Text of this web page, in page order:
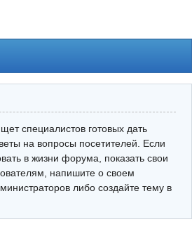
специалистов готовых дать
на вопросы посетителей. Если
в жизни форума, показать свои
напишите о своем
либо создайте тему в